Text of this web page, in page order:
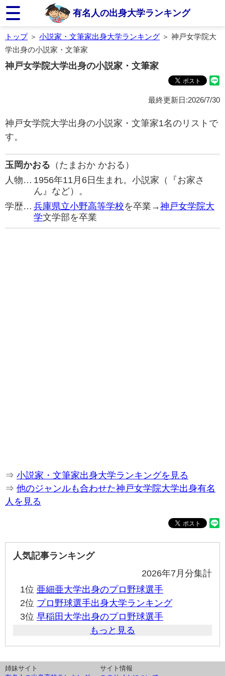
有名人の出身大学ランキング
トップ＞ 小説家・文筆家出身大学ランキング ＞ 神戸女学院大
学出身の小説家・文筆家
神戸女学院大学出身の小説家・文筆家
最終更新日:2026/7/30
神戸女学院大学出身の小説家・文筆家1名のリストで
す。
玉岡かおる （たまおか かおる）
人物… 1956年11月6日生まれ。小説家（『お家さ
ん』など）。
学歴… 兵庫県立小野高等学校を卒業→神戸女学院大
学文学部を卒業
⇒ 小説家・文筆家出身大学ランキングを見る
⇒ 他のジャンルも合わせた神戸女学院大学出身有名
人を見る
人気記事ランキング
2026年7月分集計
1位 亜細亜大学出身のプロ野球選手
2位 プロ野球選手出身大学ランキング
3位 早稲田大学出身のプロ野球選手
もっと見る
姉妹サイト
サイト情報